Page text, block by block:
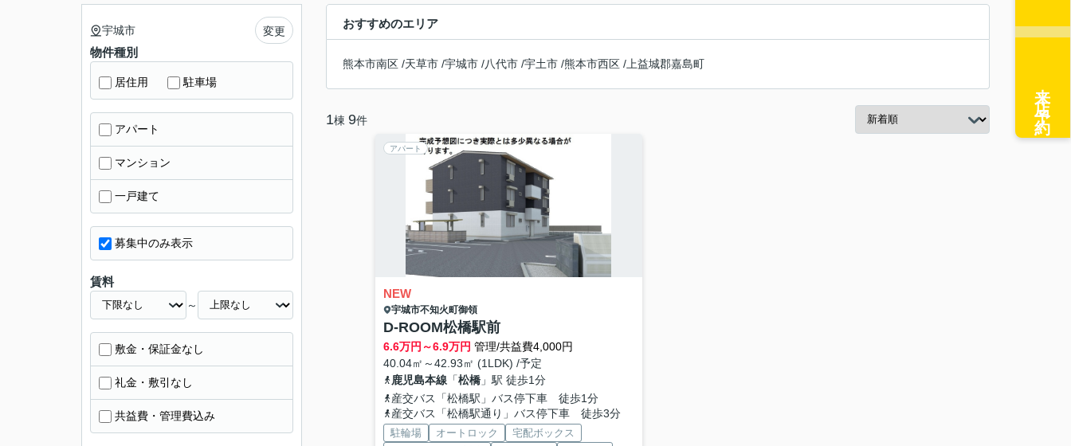
おすすめのエリア
熊本市南区 /天草市 /宇城市 /八代市 /宇土市 /熊本市西区 / 上益城郡嘉島町
1棟 9件
アパート
NEW
宇城市不知火町御領
D-ROOM松橋駅前
6.6万円～6.9万円 管理/共益費4,000円
40.04㎡～42.93㎡ (1LDK) /予定
鹿児島本線「松橋」駅 徒歩1分
産交バス「松橋駅」バス停下車 徒歩1分
産交バス「松橋駅通り」バス停下車 徒歩3分
駐輪場 オートロック
宅配ボックス
宇城市 変更
物件種別
居住用 駐車場
アパート
マンション
一戸建て
募集中のみ表示
賃料
～
敷金・保証金なし
礼金・敷引なし
共益費・管理費込み
来店予約